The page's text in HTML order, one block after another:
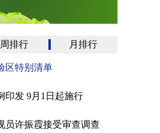
周排行 月排行
区特别清单
印发 9月1日起施行
员许振霞接受审查调查